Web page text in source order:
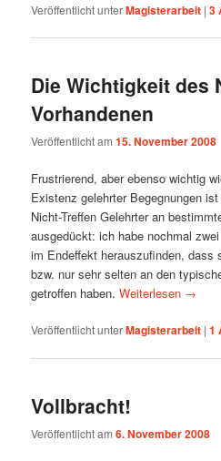
Veröffentlicht unterMagisterarbeit |3
Die Wichtigkeit des
Vorhandenen
Veröffentlicht am15. November 2008
Frustrierend, aber ebenso wichtig
Existenz gelehrter Begegnungen
Nicht-Treffen Gelehrter an
ausgedückt: ich habe nochmal
im Endeffekt herauszufinden, dass
bzw. nur sehr selten an den
getroffen haben.Weiterlesen →
Veröffentlicht unterMagisterarbeit |1
Vollbracht!
Veröffentlicht am6. November 2008